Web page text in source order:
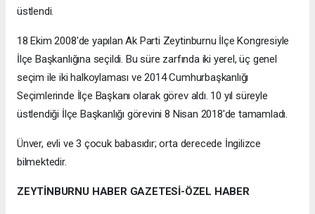
üstlendi.
18 Ekim 2008'de yapılan Ak Parti Zeytinburnu İlçe Kongresiyle
İlçe Başkanlığına seçildi. Bu süre zarfında iki yerel, üç genel
seçim ile iki halkoylaması ve 2014 Cumhurbaşkanlığı
Seçimlerinde İlçe Başkanı olarak görev aldı. 10 yıl süreyle
üstlendiği İlçe Başkanlığı görevini 8 Nisan 2018'de tamamladı.
Ünver, evli ve 3 çocuk babasıdır; orta derecede İngilizce
bilmektedir.
ZEYTİNBURNU HABER GAZETESİ-ÖZEL HABER